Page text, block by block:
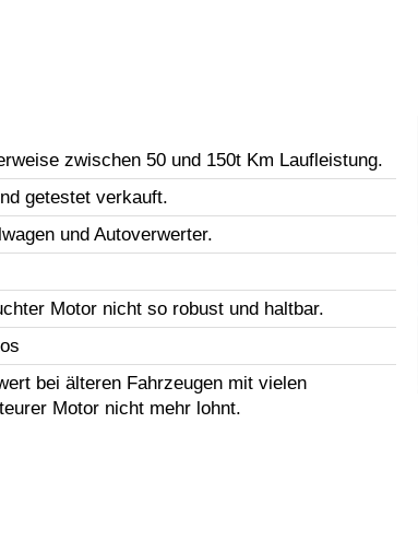
zwischen 50 und 150t Km Laufleistung.
getestet verkauft.
und Autoverwerter.
Motor nicht so robust und haltbar.
bei älteren Fahrzeugen mit vielen
Motor nicht mehr lohnt.